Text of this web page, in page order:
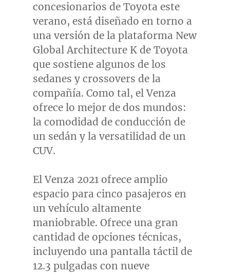
concesionarios de Toyota este
verano, está diseñado en torno a
una versión de la plataforma New
Global Architecture K de Toyota
que sostiene algunos de los
sedanes y crossovers de la
compañía. Como tal, el Venza
ofrece lo mejor de dos mundos:
la comodidad de conducción de
un sedán y la versatilidad de un
CUV.
El Venza 2021 ofrece amplio
espacio para cinco pasajeros en
un vehículo altamente
maniobrable. Ofrece una gran
cantidad de opciones técnicas,
incluyendo una pantalla táctil de
12.3 pulgadas con nueve